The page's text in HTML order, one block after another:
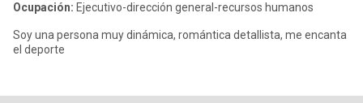
Ocupación: Ejecutivo-dirección general-recursos humanos
Soy una persona muy dinámica, romántica detallista, me encanta
el deporte